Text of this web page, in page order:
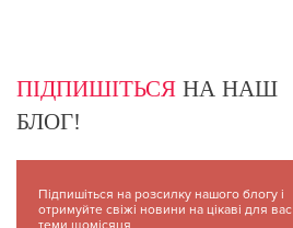
ПІДПИШІТЬСЯ НА НАШ
БЛОГ!
Підпишіться на розсилку нашого блогу і
отримуйте свіжі новини на цікаві для вас